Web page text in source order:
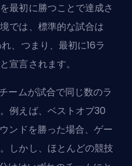
最初に勝つことで達成さ
では、標準的な試合は
、つまり、最初に16ラ
宣言されます。
ームが試合で同じ数のラ
例えば、ベストオブ30
ンドを勝った場合、ゲー
しかし、ほとんどの競技